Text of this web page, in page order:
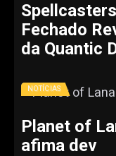
Fechado
da Quantic
NOTÍCIAS
Planet of
afima dev